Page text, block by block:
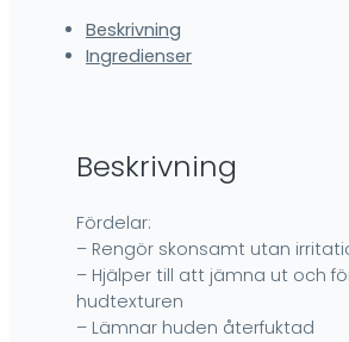
Beskrivning
Ingredienser
Beskrivning
Fördelar:
– Rengör skonsamt utan
– Hjälper till att jämna ut och
hudtexturen
– Lämnar huden återfuktad